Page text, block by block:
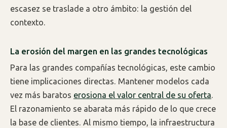
escasez se traslade a otro ámbito: la gestión del
contexto.
La erosión del margen en las grandes tecnológicas
Para las grandes compañías tecnológicas, este cambio
tiene implicaciones directas. Mantener modelos cada
vez más baratos erosiona el valor central de su oferta.
El razonamiento se abarata más rápido de lo que crece
la base de clientes. Al mismo tiempo, la infraestructura